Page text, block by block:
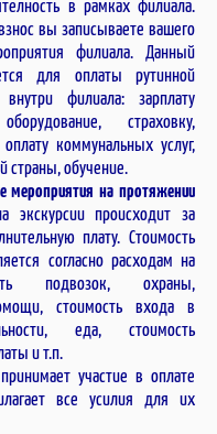
в рамках филиала.
вы записываете вашего
филиала. Данный
для оплаты рутинной
филиала: зарплату
страховку,
коммунальных услуг,
страны, обучение.
мероприятия на протяжении
экскурсии происходит за
плату. Стоимость
согласно расходам на
подвозок, охраны,
стоимость входа в
еда, стоимость
и т.п.
участие в оплате
все усилия для их